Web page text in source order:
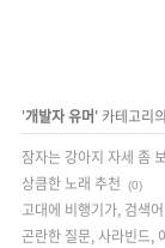
'개발자 유머' 카테고리
잠자는 강아지 자세 좀
상큼한 노래 추천 (0)
고대에 비행기가, 검색어
곤란한 질문, 사라빈드,